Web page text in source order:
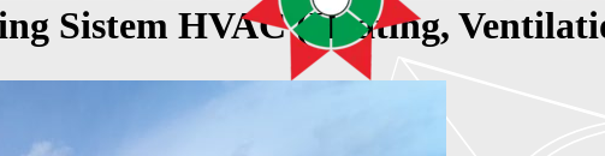
Sistem HVAC (Heating,